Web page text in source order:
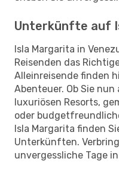
Unterkünfte auf
Isla Margarita in
Reisenden das
Alleinreisende finden
Abenteuer. Ob Sie
luxuriösen Resorts,
oder
Isla Margarita finden
Unterkünften.
unvergessliche Tage